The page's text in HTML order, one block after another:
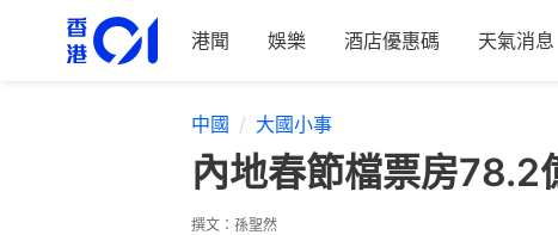
港聞 娛樂 酒店優惠碼 天氣消息
中國 大國小事
內地春節檔票房
撰文： 孫聖然